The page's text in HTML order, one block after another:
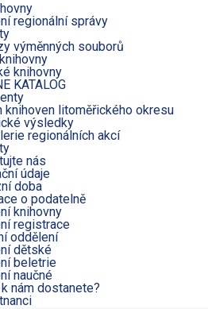
regionální správy
výměnných souborů
knihovny
KATALOG
knihoven litoměřického okresu
výsledky
regionálních akcí
nás
údaje
doba
o podatelně
knihovny
registrace
oddělení
dětské
beletrie
naučné
nám dostanete?